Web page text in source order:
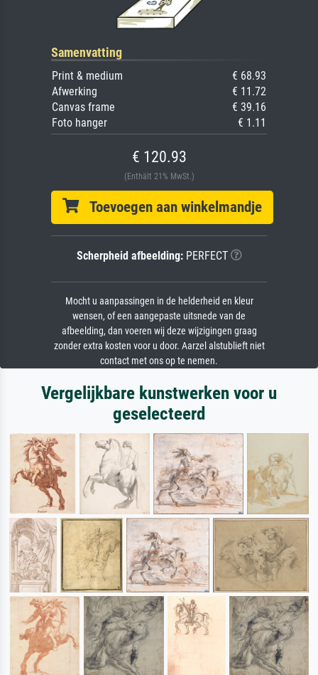
Samenvatting
Print & medium
€ 68.93
Afwerking
€ 11.72
Canvas frame
€ 39.16
Foto hanger
€ 1.11
€ 120.93
(Enthält 21% MwSt.)
Toevoegen aan winkelmandje
Scherpheid afbeelding:PERFECT
Mocht u aanpassingen in de helderheid en kleur
wensen, of een aangepaste uitsnede van de
afbeelding, dan voeren wij deze wijzigingen graag
zonder extra kosten voor u door. Aarzel alstublieft niet
contact met ons op te nemen.
Vergelijkbare kunstwerken voor u
geselecteerd